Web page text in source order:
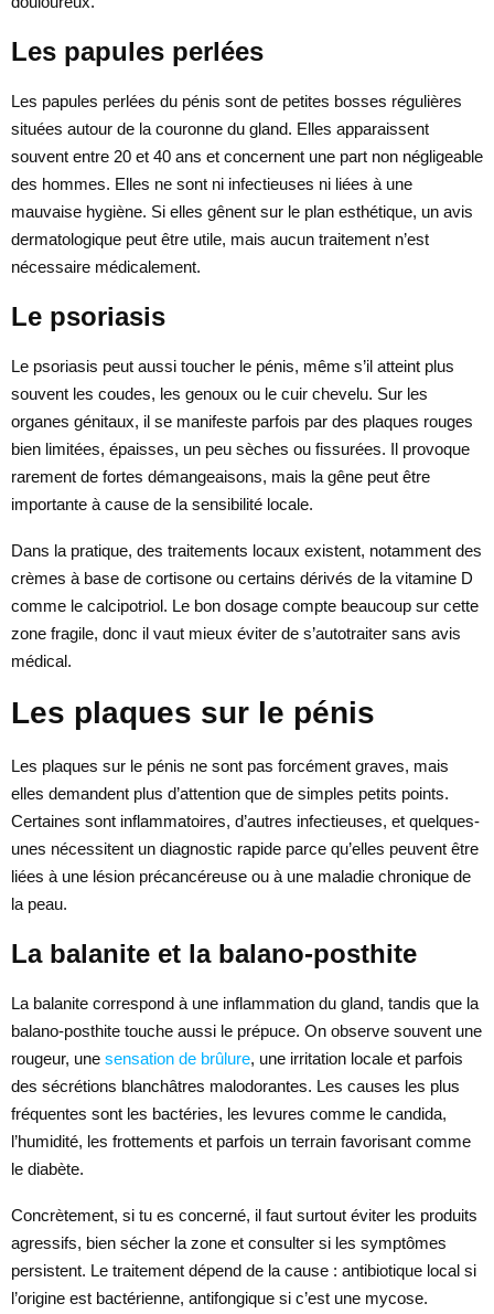
Les papules perlées
Les papules perlées du pénis sont de petites bosses régulières
situées autour de la couronne du gland. Elles apparaissent
souvent entre 20 et 40 ans et concernent une part non négligeable
des hommes. Elles ne sont ni infectieuses ni liées à une
mauvaise hygiène. Si elles gênent sur le plan esthétique, un avis
dermatologique peut être utile, mais aucun traitement n’est
nécessaire médicalement.
Le psoriasis
Le psoriasis peut aussi toucher le pénis, même s’il atteint plus
souvent les coudes, les genoux ou le cuir chevelu. Sur les
organes génitaux, il se manifeste parfois par des plaques rouges
bien limitées, épaisses, un peu sèches ou fissurées. Il provoque
rarement de fortes démangeaisons, mais la gêne peut être
importante à cause de la sensibilité locale.
Dans la pratique, des traitements locaux existent, notamment des
crèmes à base de cortisone ou certains dérivés de la vitamine D
comme le calcipotriol. Le bon dosage compte beaucoup sur cette
zone fragile, donc il vaut mieux éviter de s’autotraiter sans avis
médical.
Les plaques sur le pénis
Les plaques sur le pénis ne sont pas forcément graves, mais
elles demandent plus d’attention que de simples petits points.
Certaines sont inflammatoires, d’autres infectieuses, et quelques-
unes nécessitent un diagnostic rapide parce qu’elles peuvent être
liées à une lésion précancéreuse ou à une maladie chronique de
la peau.
La balanite et la balano-posthite
La balanite correspond à une inflammation du gland, tandis que la
balano-posthite touche aussi le prépuce. On observe souvent une
rougeur, une sensation de brûlure, une irritation locale et parfois
des sécrétions blanchâtres malodorantes. Les causes les plus
fréquentes sont les bactéries, les levures comme le candida,
l’humidité, les frottements et parfois un terrain favorisant comme
le diabète.
Concrètement, si tu es concerné, il faut surtout éviter les produits
agressifs, bien sécher la zone et consulter si les symptômes
persistent. Le traitement dépend de la cause : antibiotique local si
l’origine est bactérienne, antifongique si c’est une mycose.